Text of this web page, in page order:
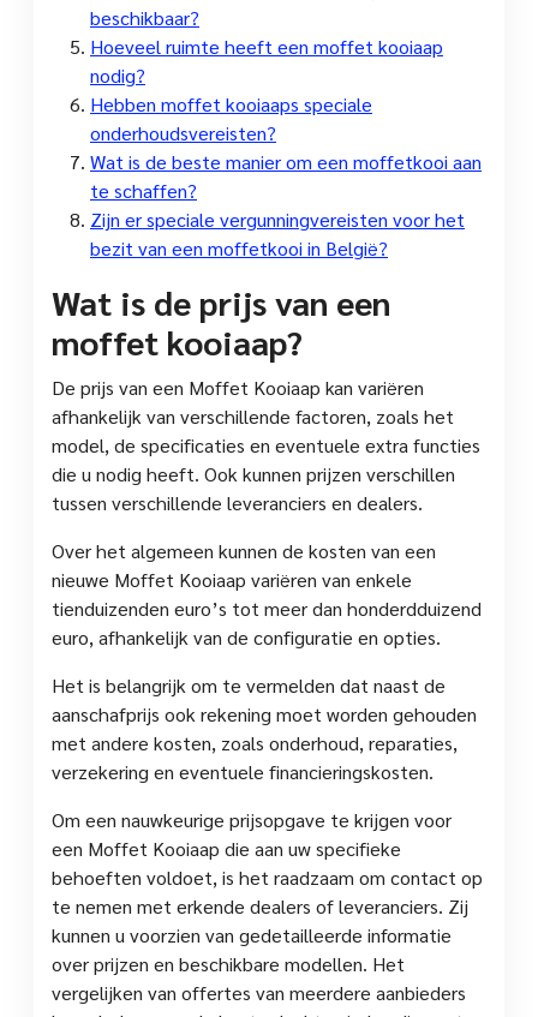
beschikbaar?
Hoeveel ruimte heeft een moffet kooiaap
nodig?
Hebben moffet kooiaaps speciale
onderhoudsvereisten?
Wat is de beste manier om een moffetkooi aan
te schaffen?
Zijn er speciale vergunningvereisten voor het
bezit van een moffetkooi in België?
Wat is de prijs van een
moffet kooiaap?
De prijs van een Moffet Kooiaap kan variëren
afhankelijk van verschillende factoren, zoals het
model, de specificaties en eventuele extra functies
die u nodig heeft. Ook kunnen prijzen verschillen
tussen verschillende leveranciers en dealers.
Over het algemeen kunnen de kosten van een
nieuwe Moffet Kooiaap variëren van enkele
tienduizenden euro’s tot meer dan honderdduizend
euro, afhankelijk van de configuratie en opties.
Het is belangrijk om te vermelden dat naast de
aanschafprijs ook rekening moet worden gehouden
met andere kosten, zoals onderhoud, reparaties,
verzekering en eventuele financieringskosten.
Om een nauwkeurige prijsopgave te krijgen voor
een Moffet Kooiaap die aan uw specifieke
behoeften voldoet, is het raadzaam om contact op
te nemen met erkende dealers of leveranciers. Zij
kunnen u voorzien van gedetailleerde informatie
over prijzen en beschikbare modellen. Het
vergelijken van offertes van meerdere aanbieders